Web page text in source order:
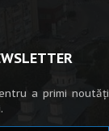
a primi noutăți